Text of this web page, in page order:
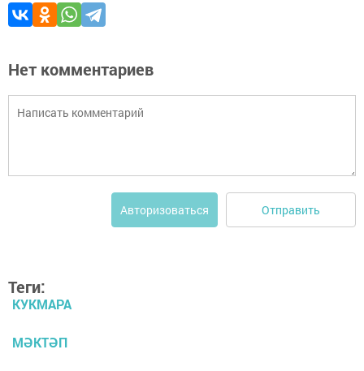
Нет комментариев
Авторизоваться Отправить
Теги:
КУКМАРА
МӘКТӘП